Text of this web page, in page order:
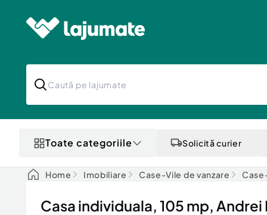
Toate categoriile Solicită curier
Home Imobiliare Case-Vile de vanzare
Casa individuala, 105 mp,